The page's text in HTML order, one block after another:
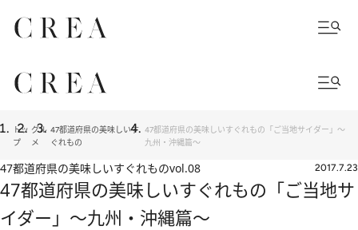
トッ
プ
グル
メ
47都道府県の美味しいす
ぐれもの
47都道府県の美味しいすぐれもの「ご当地サイダー」～
九州・沖縄篇～
47都道府県の美味しいすぐれものvol.08 2017.7.23
47都道府県の美味しいすぐれもの「ご当地サ
イダー」～九州・沖縄篇～